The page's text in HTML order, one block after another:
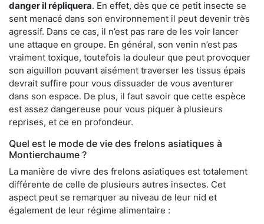
danger il répliquera. En effet, dès que ce petit insecte se
sent menacé dans son environnement il peut devenir très
agressif. Dans ce cas, il n’est pas rare de les voir lancer
une attaque en groupe. En général, son venin n’est pas
vraiment toxique, toutefois la douleur que peut provoquer
son aiguillon pouvant aisément traverser les tissus épais
devrait suffire pour vous dissuader de vous aventurer
dans son espace. De plus, il faut savoir que cette espèce
est assez dangereuse pour vous piquer à plusieurs
reprises, et ce en profondeur.
Quel est le mode de vie des frelons asiatiques à
Montierchaume ?
La manière de vivre des frelons asiatiques est totalement
différente de celle de plusieurs autres insectes. Cet
aspect peut se remarquer au niveau de leur nid et
également de leur régime alimentaire :